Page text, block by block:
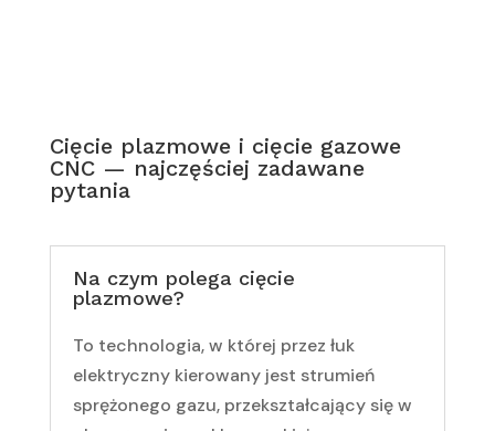
Cięcie plazmowe i cięcie gazowe
CNC — najczęściej zadawane
pytania
Na czym polega cięcie
plazmowe?
To technologia, w której przez łuk
elektryczny kierowany jest strumień
sprężonego gazu, przekształcający się w